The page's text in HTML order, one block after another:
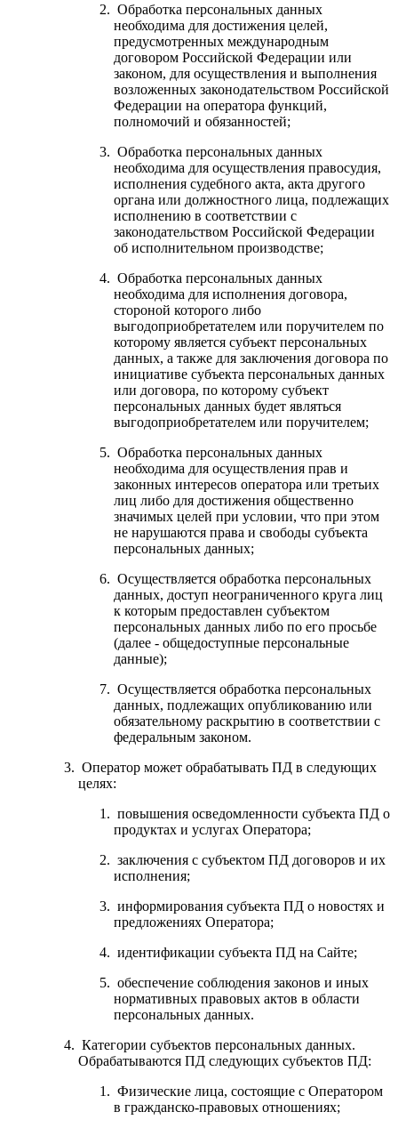
Обработка персональных данных
необходима для достижения целей,
предусмотренных международным
договором Российской Федерации или
законом, для осуществления и выполнения
возложенных законодательством Российской
Федерации на оператора функций,
полномочий и обязанностей;
Обработка персональных данных
необходима для осуществления правосудия,
исполнения судебного акта, акта другого
органа или должностного лица, подлежащих
исполнению в соответствии с
законодательством Российской Федерации
об исполнительном производстве;
Обработка персональных данных
необходима для исполнения договора,
стороной которого либо
выгодоприобретателем или поручителем по
которому является субъект персональных
данных, а также для заключения договора по
инициативе субъекта персональных данных
или договора, по которому субъект
персональных данных будет являться
выгодоприобретателем или поручителем;
Обработка персональных данных
необходима для осуществления прав и
законных интересов оператора или третьих
лиц либо для достижения общественно
значимых целей при условии, что при этом
не нарушаются права и свободы субъекта
персональных данных;
Осуществляется обработка персональных
данных, доступ неограниченного круга лиц
к которым предоставлен субъектом
персональных данных либо по его просьбе
(далее - общедоступные персональные
данные);
Осуществляется обработка персональных
данных, подлежащих опубликованию или
обязательному раскрытию в соответствии с
федеральным законом.
Оператор может обрабатывать ПД в следующих
целях:
повышения осведомленности субъекта ПД о
продуктах и услугах Оператора;
заключения с субъектом ПД договоров и их
исполнения;
информирования субъекта ПД о новостях и
предложениях Оператора;
идентификации субъекта ПД на Сайте;
обеспечение соблюдения законов и иных
нормативных правовых актов в области
персональных данных.
Категории субъектов персональных данных.
Обрабатываются ПД следующих субъектов ПД:
Физические лица, состоящие с Оператором
в гражданско-правовых отношениях;